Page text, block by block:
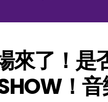
來了！是
！